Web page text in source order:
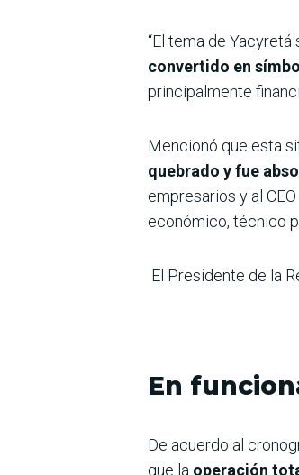
“El tema de
convertido en
principalmente
Mencionó que esta
quebrado y fue
empresarios y al
económico, técnico
El Presidente de la
En
De acuerdo al
que la operación